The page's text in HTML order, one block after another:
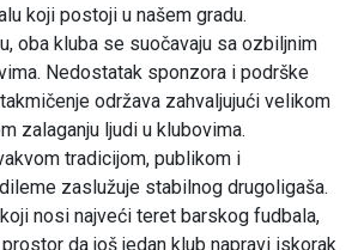
koji postoji u našem gradu.
oba kluba se suočavaju sa ozbiljnim
Nedostatak sponzora i podrške
održava zahvaljujući velikom
zalaganju ljudi u klubovima.
tradicijom, publikom i
zaslužuje stabilnog drugoligaša.
nosi najveći teret barskog fudbala,
da još jedan klub napravi iskorak